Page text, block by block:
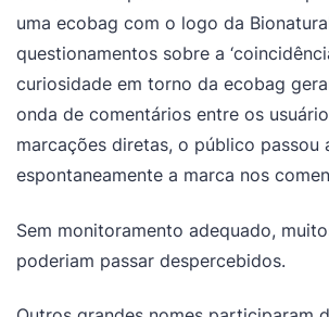
uma ecobag com o logo da
questionamentos sobre a
curiosidade em torno da ecobag
onda de comentários entre os
marcações diretas, o público passou
espontaneamente a marca nos
Sem monitoramento adequado,
poderiam passar despercebidos.